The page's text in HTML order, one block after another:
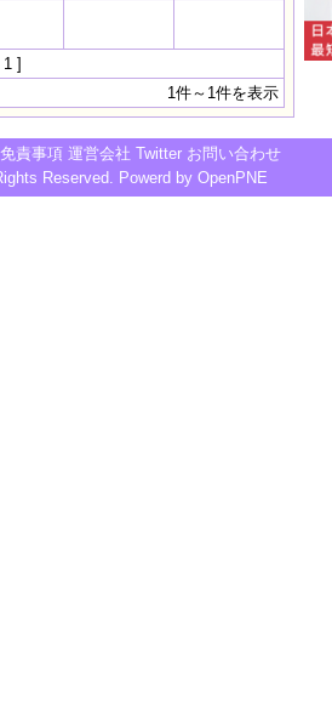
1 ]
1件～1件を表示
免責事項 運営会社 Twitter お問い合わせ
Reserved. Powerd by OpenPNE